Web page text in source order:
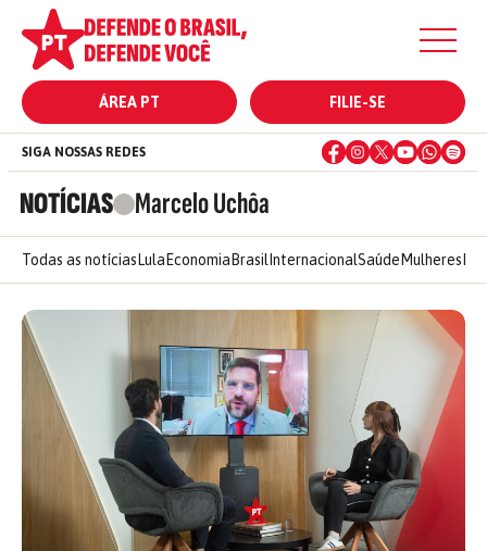
ÁREA PT FILIE-SE
NOTÍCIAS Marcelo Uchôa
SIGA NOSSAS REDES
Todas as notícias Lula Economia Brasil InternacionalSaúde Mulheres